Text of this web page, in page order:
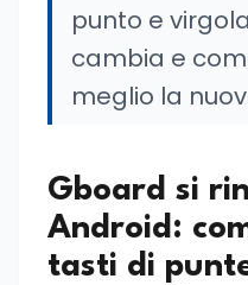
punto e
cambia e
meglio la
Gboard si
Android:
tasti di